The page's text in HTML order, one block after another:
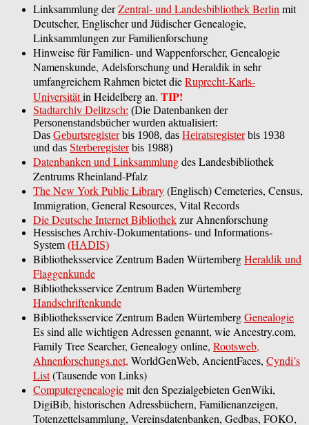
Linksammlung derZentral- und Landesbibliothek Berlin mit
Deutscher, Englischer und Jüdischer Genealogie,
Linksammlungen zur Familienforschung
Hinweise für Familien- und Wappenforscher, Genealogie
Namenskunde, Adelsforschung und Heraldik in sehr
umfangreichem Rahmen bietet dieRuprecht-Karls-
Universitätin Heidelberg an. TIP!
Stadtarchiv Delitzsch: (Die Datenbanken der
Personenstandsbücher wurden aktualisiert:
Das Geburtsregisterbis 1908, das Heiratsregisterbis 1938
und das Sterberegisterbis 1988)
Datenbanken und Linksammlungdes Landesbibliothek
Zentrums Rheinland-Pfalz
The New York Public Library(Englisch) Cemeteries, Census,
Immigration, General Resources, Vital Records
Die Deutsche Internet Bibliothekzur Ahnenforschung
Hessisches Archiv-Dokumentations- und Informations-
System (HADIS)
Bibliotheksservice Zentrum Baden WürtembergHeraldik und
Flaggenkunde
Bibliotheksservice Zentrum Baden Würtemberg
Handschriftenkunde
Bibliotheksservice Zentrum Baden WürtembergGenealogie
Es sind alle wichtigen Adressen genannt, wie Ancestry.com,
Family Tree Searcher, Genealogy online, Rootsweb,
Ahnenforschungs.net, WorldGenWeb, AncientFaces, Cyndi’s
List(Tausende von Links)
Computergenealogiemit den Spezialgebieten GenWiki,
DigiBib, historischen Adressbüchern, Familienanzeigen,
Totenzettelsammlung, Vereinsdatenbanken, Gedbas, FOKO,